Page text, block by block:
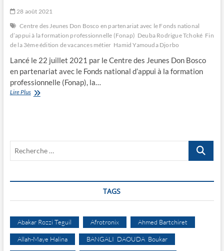
28 août 2021
Centre des Jeunes Don Bosco en partenariat avec le Fonds national
d’appui à la formation professionnelle (Fonap) Deuba Rodrigue Tchoké Fin
de la 3ème édition de vacances métier Hamid Yamouda Djorbo
Lancé le 22 juillet 2021 par le Centre des Jeunes Don Bosco
en partenariat avec le Fonds national d’appui à la formation
professionnelle (Fonap), la…
Lire PlusFin
métier
Recherche
TAGS
Abakar Rozzi Teguil Afrotronix Ahmed Bartchiret
Allah-Maye Halina BANGALI DAOUDA Boukar